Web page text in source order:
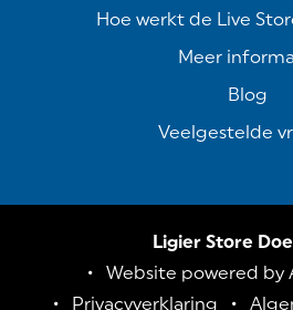
Hoe werkt de Live
Meer
Blog
Veelgestelde
Ligier Store
Website powered
Privacyverklaring